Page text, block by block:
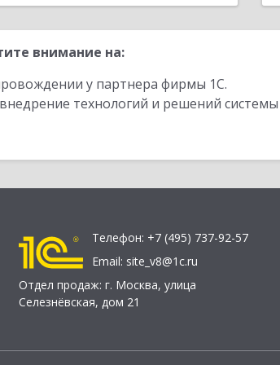
внимание на:
у партнера фирмы 1С.
технологий и решений
Телефон: +7 (495) 737-92-57
Email: site_v8@1c.ru
Отдел продаж: г. Москва, улица
Селезнёвская, дом 21